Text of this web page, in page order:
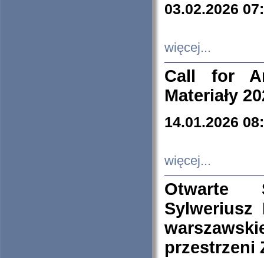
03.02.2026
więcej...
Call for
Materiały
14.01.2026
więcej...
Otwarte
Sylweriusz
przestrzeni